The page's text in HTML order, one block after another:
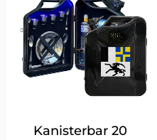
Kanisterbar 20
Produkt
weist
mehrere
Varianten
auf.